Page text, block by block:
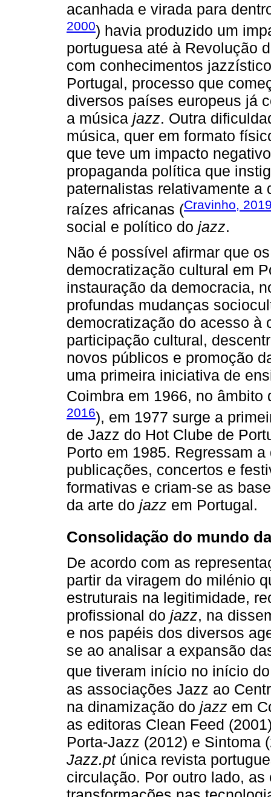
acanhada e virada para
2000) havia produzido um
portuguesa até à Revolução
com conhecimentos
Portugal, processo que
diversos países europeus já
a música jazz. Outra
música, quer em formato
que teve um impacto
propaganda política que
paternalistas relativamente a
raízes africanas (Cravinho,
social e político do jazz.
Não é possível afirmar que
democratização cultural em
instauração da democracia,
profundas mudanças
democratização do acesso à
participação cultural,
novos públicos e promoção
uma primeira iniciativa de
Coimbra em 1966, no
2016), em 1977 surge a
de Jazz do Hot Clube de
Porto em 1985. Regressam
publicações, concertos e
formativas e criam-se as
da arte do jazz em Portugal.
Consolidação do mundo
De acordo com as
partir da viragem do milénio
estruturais na legitimidade,
profissional do jazz, na
e nos papéis dos diversos
se ao analisar a expansão
que tiveram início no início
as associações Jazz ao
na dinamização do jazz em
as editoras Clean Feed
Porta-Jazz (2012) e Sintoma
Jazz.ptúnica revista
circulação. Por outro lado,